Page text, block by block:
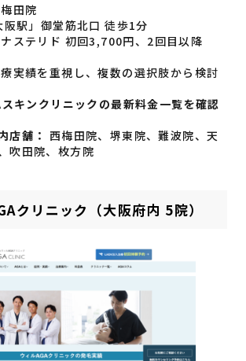
田院
阪駅」御堂筋北口 徒歩1分
ステリド 初回3,700円、2回目以降
実績を重視し、複数の選択肢から検討
キンクリニックの最新料金一覧を確認
店舗：
西梅田院、堺東院、難波院、天
吹田院、枚方院
クリニック（大阪府内 5院）